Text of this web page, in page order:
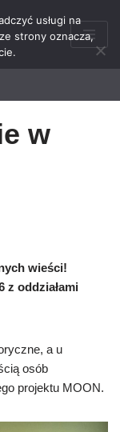
w
wieści!
z oddziałami
a u
osób
projektu MOON.
usługi na
strony oznacza,